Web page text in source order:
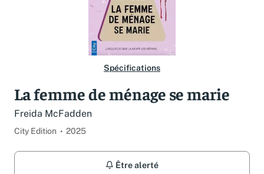
Créer une alerte
Spécifications
La femme de ménage se marie
Freida McFadden
City Edition 2025
Être alerté